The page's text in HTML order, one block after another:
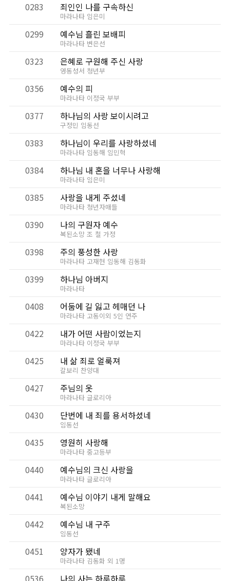
0283 죄인인 나를 구속하신
마라나타 임은미
0299 예수님 흘린 보배피
마라나타 변은선
0323 은혜로 구원해 주신 사랑
영동성서 청년부
0356 예수의 피
마라나타 이정국 부부
0377 하나님의 사랑 보이시려고
구정민 임동선
0383 하나님이 우리를 사랑하셨네
마라나타 임동해 임민혁
0384 하나님 내 혼을 너무나 사랑해
마라나타 임은미
0385 사랑을 내게 주셨네
마라나타 청년자매들
0390 나의 구원자 예수
복된소망 조 철 가정
0398 주의 풍성한 사랑
마라나타 고재현 임동해 김동화
0399 하나님 아버지
마라나타
0408 어둠에 길 잃고 헤매던 나
마라나타 고동이외 5인 연주
0422 내가 어떤 사람이었는지
마라나타 이정국 부부
0425 내 삶 죄로 얼룩져
갈보리 찬양대
0427 주님의 옷
마라나타 글로리아
0430 단번에 내 죄를 용서하셨네
임동선
0435 영원히 사랑해
마라나타 중고등부
0440 예수님의 크신 사랑을
마라나타 글로리아
0441 예수님 이야기 내게 말해요
복된소망
0442 예수님 내 구주
임동선
0451 양자가 됐네
마라나타 김동화 외 1명
0536 나의 사는 하루하루